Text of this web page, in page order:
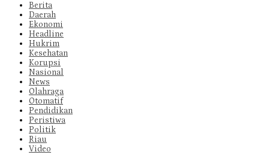
Berita
Daerah
Ekonomi
Headline
Hukrim
Kesehatan
Korupsi
Nasional
News
Olahraga
Otomatif
Pendidikan
Peristiwa
Politik
Riau
Video